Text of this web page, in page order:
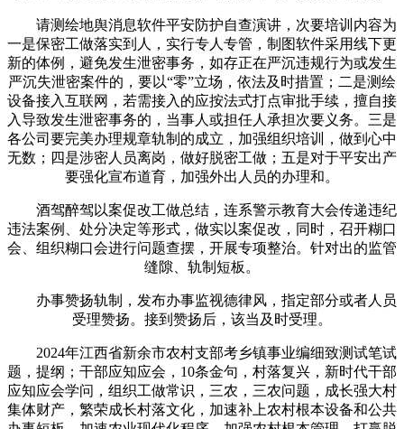
请测绘地舆消息软件平安防护自查演讲，次要培训内容为
一是保密工做落实到人，实行专人专管，制图软件采用线下更
新的体例，避免发生泄密事务，如存正在严沉违规行为或发生
严沉失泄密案件的，要以“零”立场，依法及时措置；二是测绘
设备接入互联网，若需接入的应按法式打点审批手续，擅自接
入导致发生泄密事务的，当事人或担任人承担次要义务。三是
各公司要完美办理规章轨制的成立，加强组织培训，做到心中
无数；四是涉密人员离岗，做好脱密工做；五是对于平安出产
要强化宣布道育，加强外出人员的办理和。
酒驾醉驾以案促改工做总结，连系警示教育大会传递违纪
违法案例、处分决定等形式，做实以案促改，同时，召开糊口
会、组织糊口会进行问题查摆，开展专项整治。针对出的监管
缝隙、轨制短板。
办事赞扬轨制，发布办事监视德律风，指定部分或者人员
受理赞扬。接到赞扬后，该当及时受理。
2024年江西省新余市农村支部考乡镇事业编细致测试笔试
题，提纲；干部应知应会，10条金句，村落复兴，新时代干部
应知应会学问，组织工做常识，三农，三农问题，成长强大村
集体财产，繁荣成长村落文化，加速补上农村根本设备和公共